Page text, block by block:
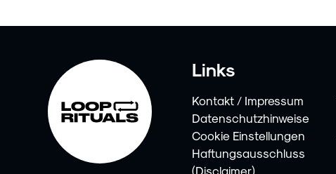
Links
Kontakt / Impressum
Datenschutzhinweise
Cookie Einstellungen
Haftungsausschluss
(Disclaimer)